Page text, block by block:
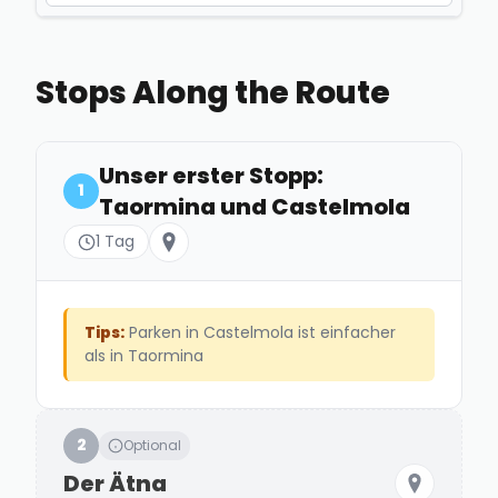
Beliebter Ferienort auf Sizilien mit antikem
📄 3 verknüpfte Inhalte
Rifugio Sapienza
Bergrefugium am Südhang des Ätna,
Ausgangspunkt für Touren.
📄 1 verknüpfter Inhalt
Große Hafenstadt an der Ostküste Siziliens, am
Fuße des Ätna.
Stops Along the Route
1
Unser erster Stopp:
Taormina und Castelmola
1 Tag
Tips: Parken in Castelmola ist einfacher
als in Taormina
2
Der Ätna
Optional